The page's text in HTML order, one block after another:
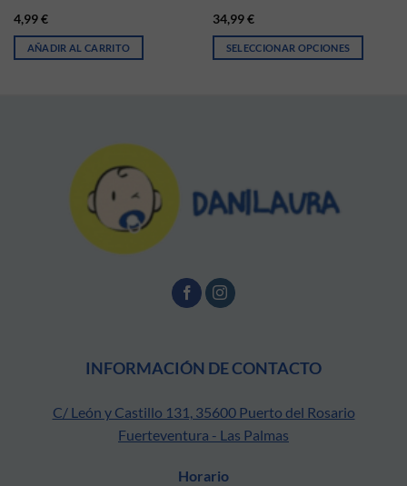
4,99€
AÑADIR AL CARRITO
34,99€
SELECCIONAR OPCIONES
INFORMACIÓN DE CONTACTO
C/ León y Castillo 131, 35600 Puerto del Rosario
Fuerteventura - Las Palmas
Horario